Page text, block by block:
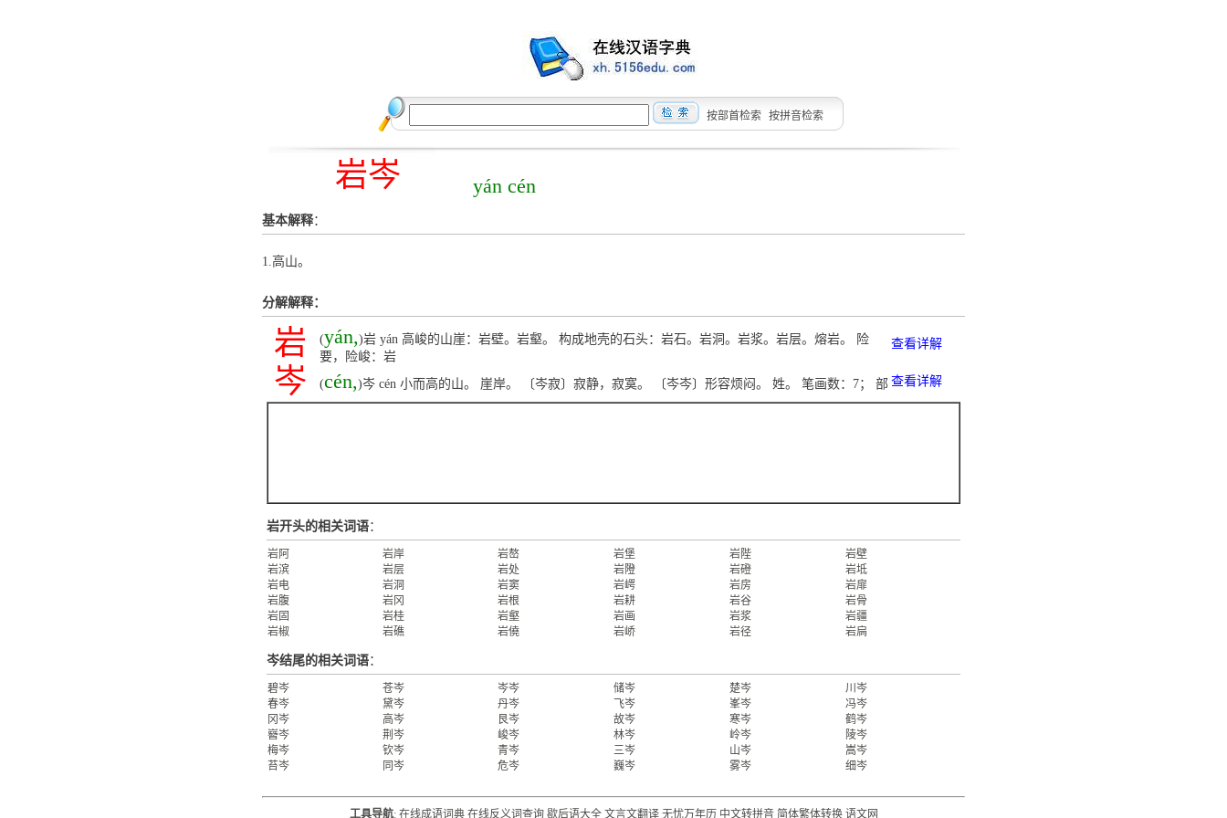
按部首检索 按拼音检索
岩岑 yán cén
基本解释：
1.高山。
分解解释：
岩 (yán,)岩 yán 高峻的山崖：岩壁。岩壑。 构成地壳的石头：岩石。岩洞。岩浆。岩层。熔岩。 险
要，险峻：岩
查看详解
岑 (cén,)岑 cén 小而高的山。 崖岸。 〔岑寂〕寂静，寂寞。 〔岑岑〕形容烦闷。 姓。 笔画数：7； 部 查看详解
岩开头的相关词语：
岩阿 岩岸 岩嶅 岩堡 岩陛
岩壁
岩滨
岩层 岩处 岩隥 岩磴
岩坻
岩电
岩洞 岩窦 岩崿 岩房
岩扉
岩腹
岩冈 岩根 岩耕 岩谷
岩骨
岩固
岩桂 岩壑 岩画 岩浆
岩疆
岩椒
岩礁 岩僥 岩峤 岩径 岩扃
岑结尾的相关词语：
碧岑 苍岑 岑岑 储岑 楚岑
川岑
春岑
黛岑 丹岑 飞岑 峯岑
冯岑
冈岑
高岑 艮岑 故岑 寒岑
鹤岑
嶜岑
荆岑 峻岑 林岑 岭岑
陵岑
梅岑
钦岑 青岑 三岑 山岑
嵩岑
苔岑
同岑 危岑 巍岑 雾岑 细岑
工具导航: 在线成语词典 在线反义词查询 歇后语大全 文言文翻译 无忧万年历 中文转拼音 简体繁体转换 语文网